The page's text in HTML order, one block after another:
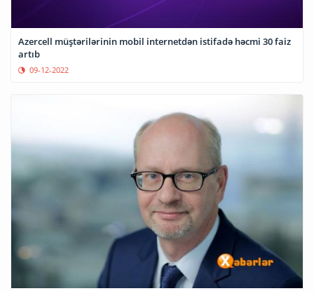
Azercell müştərilərinin mobil internetdən istifadə həcmi 30 faiz
artıb
09-12-2022